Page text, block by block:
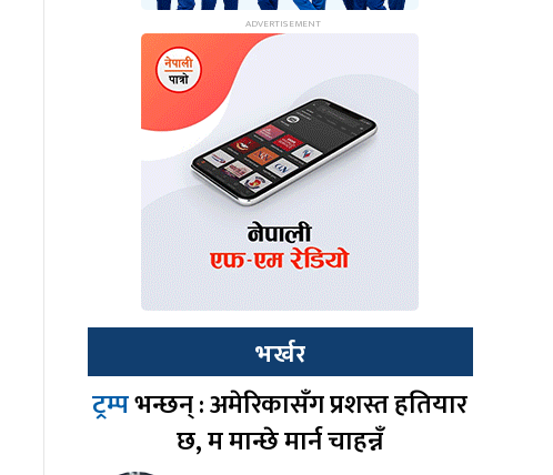
भर्खर
ट्रम्पभन्छन् : अमेरिकासँग प्रशस्त हतियार
छ, म मान्छे मार्न चाहन्नँ